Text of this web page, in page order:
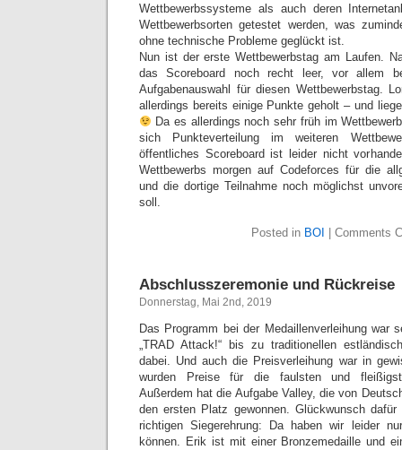
Wettbewerbssysteme als auch deren
Wettbewerbsorten getestet werden, was
ohne technische Probleme geglückt ist.
Nun ist der erste Wettbewerbstag am Laufen.
das Scoreboard noch recht leer, vor allem
Aufgabenauswahl für diesen Wettbewerbstag.
allerdings bereits einige Punkte geholt – und
Da es allerdings noch sehr früh im
sich Punkteverteilung im weiteren
öffentliches Scoreboard ist leider nicht
Wettbewerbs morgen auf Codeforces für die
und die dortige Teilnahme noch möglichst
soll.
Posted in BOI Comments
Abschlusszeremonie und Rückreise
Donnerstag, Mai 2nd, 2019
Das Programm bei der Medaillenverleihung war
„TRAD Attack!“ bis zu traditionellen
dabei. Und auch die Preisverleihung war in
wurden Preise für die faulsten und
Außerdem hat die Aufgabe Valley, die von
den ersten Platz gewonnen. Glückwunsch
richtigen Siegerehrung: Da haben wir leider
können. Erik ist mit einer Bronzemedaille und